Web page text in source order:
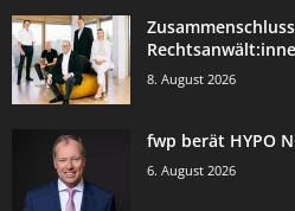
8. August 2026
fwp berät HYPO
6. August 2026